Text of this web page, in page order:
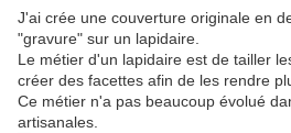
J'ai crée une couverture originale en
"gravure" sur un lapidaire.
Le métier d'un lapidaire est de tailler
créer des facettes afin de les rendre
Ce métier n'a pas beaucoup évolué
artisanales.